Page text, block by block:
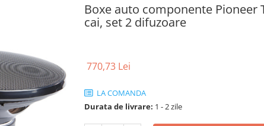
Boxe auto componente Pioneer
cai, set 2 difuzoare
770,73 Lei
LA COMANDA
Durata de livrare: 1 - 2 zile